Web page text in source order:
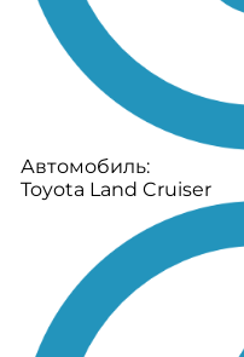
Автомобиль:
Toyota Land Cruiser